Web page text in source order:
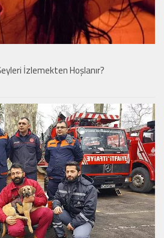
İzlemekten Hoşlanır?